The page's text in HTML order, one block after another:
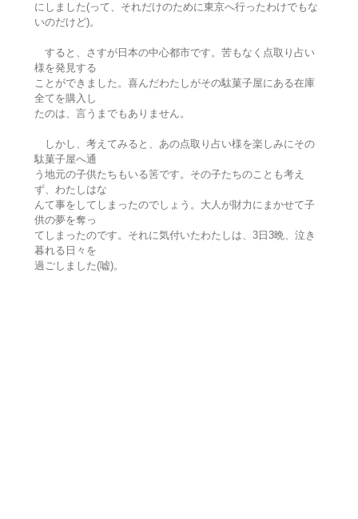
にしました(って、それだけのために東京へ行ったわけでもな
いのだけど)。
すると、さすが日本の中心都市です。苦もなく点取り占い
様を発見する
ことができました。喜んだわたしがその駄菓子屋にある在庫
全てを購入し
たのは、言うまでもありません。
しかし、考えてみると、あの点取り占い様を楽しみにその
駄菓子屋へ通
う地元の子供たちもいる筈です。その子たちのことも考え
ず、わたしはな
んて事をしてしまったのでしょう。大人が財力にまかせて子
供の夢を奪っ
てしまったのです。それに気付いたわたしは、3日3晩、泣き
暮れる日々を
過ごしました(嘘)。